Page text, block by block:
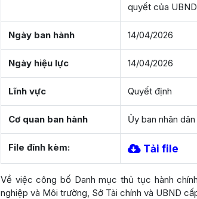
quyết của
Ngày ban hành 14/04/2026
Ngày hiệu lực 14/04/2026
Lĩnh vực Quyết định
Cơ quan ban hành Ủy ban nhân
File đính kèm: Tải file
Về việc công bố Danh mục thủ tục hành
nghiệp và Môi trường, Sở Tài chính và UBND